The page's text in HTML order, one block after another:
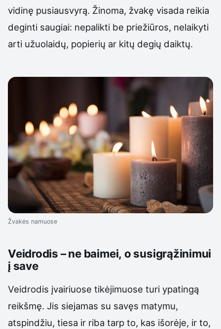
vidinę pusiausvyrą. Žinoma, žvakę visada reikia
deginti saugiai: nepalikti be priežiūros, nelaikyti
arti užuolaidų, popierių ar kitų degių daiktų.
Žvakės namuose
Veidrodis – ne baimei, o susigrąžinimui
į save
Veidrodis įvairiuose tikėjimuose turi ypatingą
reikšmę. Jis siejamas su savęs matymu,
atspindžiu, tiesa ir riba tarp to, kas išorėje, ir to,